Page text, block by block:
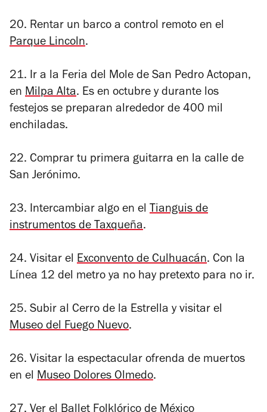
20. Rentar un barco a control remoto en el
Parque Lincoln.
21. Ir a la Feria del Mole de San Pedro Actopan,
en Milpa Alta. Es en octubre y durante los
festejos se preparan alrededor de 400 mil
enchiladas.
22. Comprar tu primera guitarra en la calle de
San Jerónimo.
23. Intercambiar algo en el Tianguis de
instrumentos de Taxqueña.
24. Visitar el Exconvento de Culhuacán. Con la
Línea 12 del metro ya no hay pretexto para no ir.
25. Subir al Cerro de la Estrella y visitar el
Museo del Fuego Nuevo.
26. Visitar la espectacular ofrenda de muertos
en el Museo Dolores Olmedo.